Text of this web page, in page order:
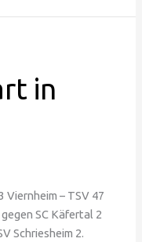
in
Viernheim – TSV 47
SC Käfertal 2
Schriesheim 2.